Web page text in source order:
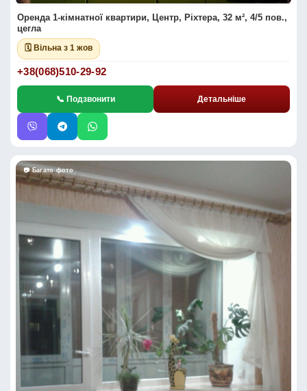
Оренда 1-кімнатної квартири, Центр, Ріхтера, 32 м², 4/5 пов.,
цегла
🗓 Вільна з 1 жов
+38(068)510-29-92
📞 Подзвонити Детальніше
📷 Багато фото